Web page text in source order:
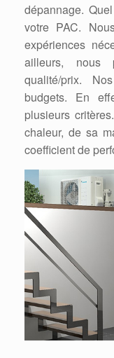
dépannage.
votre PAC.
expériences
ailleurs, nous
qualité/prix.
budgets. En
plusieurs
chaleur, de sa
coefficient de